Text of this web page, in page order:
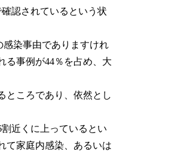
認されているという状
染事由でありますけれ
る事例が44％を占め、大
ところであり、依然とし
近くに上っているとい
て家庭内感染、あるいは